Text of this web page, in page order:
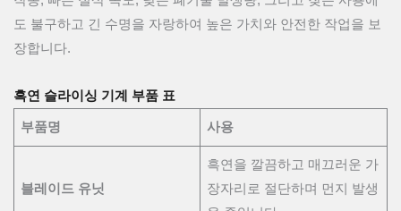
도 불구하고 긴 수명을 자랑하여 높은 가치와 안전한 작업을 보
장합니다.
흑연 슬라이싱 기계 부품 표
부품명 사용
블레이드 유닛
흑연을 깔끔하고 매끄러운 가
장자리로 절단하며 먼지 발생